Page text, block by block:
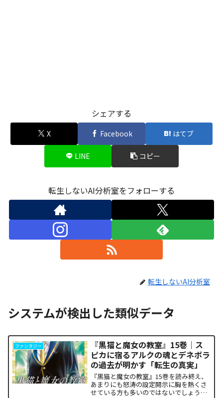
シェアする
X Facebook はてブ
LINE コピー
転生しないAI分析室をフォローする
転生しないAI分析室
システムが検出した類似データ
ファンタジー
『黒猫と魔女の教室』15巻｜ス
ピカに宿るアルクの魂とデネボラ
の過去が明かす「転生の真実」
『黒猫と魔女の教室』15巻を読み終え、
あまりにも怒涛の設定開示に胸を熱くさ
せている方も多いのではないでしょう